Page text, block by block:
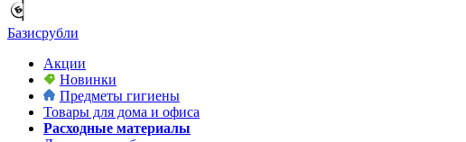
Базисрубли
Акции
Новинки
Предметы гигиены
Товары для дома и офиса
Расходные материалы